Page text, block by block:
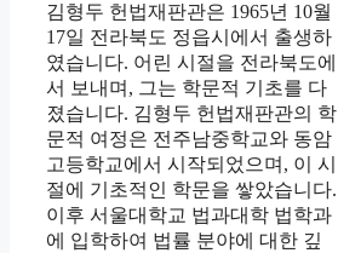
김형두 헌법재판관은 1965년 10월
17일 전라북도 정읍시에서 출생하
였습니다. 어린 시절을 전라북도에
서 보내며, 그는 학문적 기초를 다
졌습니다. 김형두 헌법재판관의 학
문적 여정은 전주남중학교와 동암
고등학교에서 시작되었으며, 이 시
절에 기초적인 학문을 쌓았습니다.
이후 서울대학교 법과대학 법학과
에 입학하여 법률 분야에 대한 깊